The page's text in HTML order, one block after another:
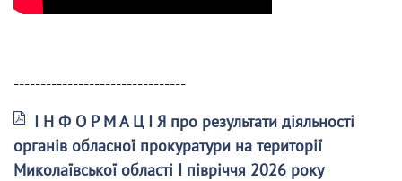
--------------------------------
І Н Ф О Р М А Ц І Я про результати діяльності
органів обласної прокуратури на території
Миколаївської області І півріччя 2026 року